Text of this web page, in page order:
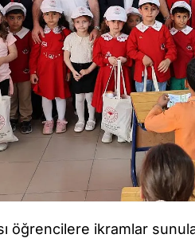
öğrencilere ikramlar